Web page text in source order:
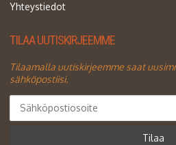
Yhteystiedot
TILAA UUTISKIRJEEMME
Tilaamalla uutiskirjeemme saat
sähköpostiisi.
Tilaa